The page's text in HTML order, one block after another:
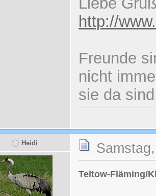
http://
Freunde
nicht
sie da
Heidi
Teltow-Fläming/